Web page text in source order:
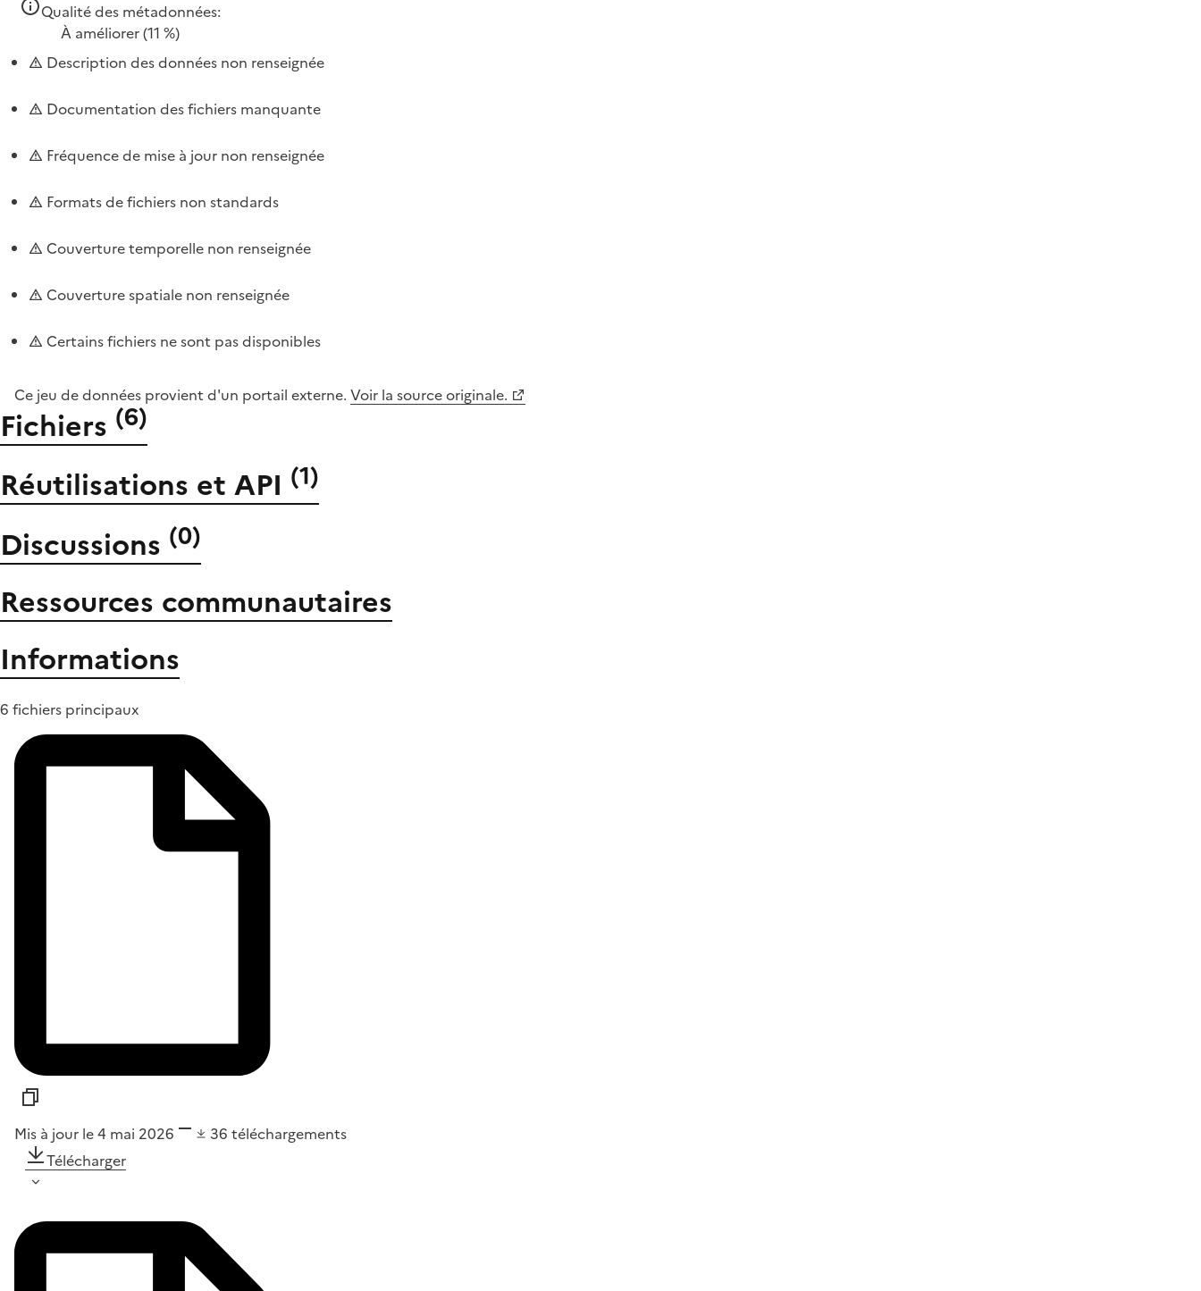
Qualité des métadonnées:
À améliorer(11 %)
Description des données non renseignée
Documentation des fichiers manquante
Fréquence de mise à jour non renseignée
Formats de fichiers non standards
Couverture temporelle non renseignée
Couverture spatiale non renseignée
Certains fichiers ne sont pas disponibles
Ce jeu de données provient d'un portail externe. Voir la source originale.
Fichiers (6)
Réutilisations et API (1)
Discussions (0)
Ressources communautaires
Informations
6 fichiers principaux
Mis à jour le 4 mai 2026 36 téléchargements
Télécharger